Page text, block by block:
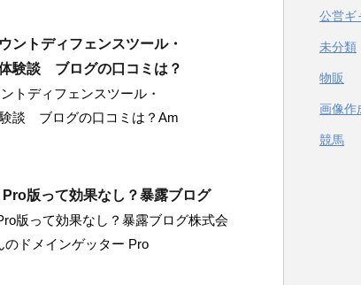
ントディフェンスツール・
験談 ブログの口コミは？
トディフェンスツール・
談 ブログの口コミは？Am
Pro版って効果なし？暴露ブログ
版って効果なし？暴露ブログ株式会
ドメインゲッター Pro
公営ギ
未分類
物販
画像作
競馬